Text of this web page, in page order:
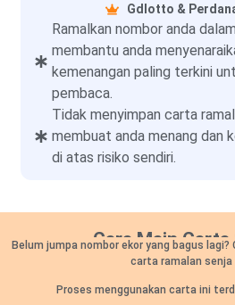
Gdlotto &
Ramalkan nombor anda
membantu anda
kemenangan paling terkini
pembaca.
Tidak menyimpan carta
membuat anda menang dan
di atas risiko sendiri.
Cara Main Carta
Belum jumpa nombor ekor yang bagus
carta ramalan senja
Proses menggunakan carta ini